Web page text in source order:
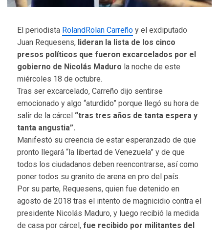
El periodista RolandRolan Carreño y el exdiputado
Juan Requesens, lideran la lista de los cinco
presos políticos que fueron excarcelados por el
gobierno de Nicolás Maduro la noche de este
miércoles 18 de octubre.
Tras ser excarcelado, Carreño dijo sentirse
emocionado y algo “aturdido” porque llegó su hora de
salir de la cárcel “tras tres años de tanta espera y
tanta angustia”.
Manifestó su creencia de estar esperanzado de que
pronto llegará “la libertad de Venezuela” y de que
todos los ciudadanos deben reencontrarse, así como
poner todos su granito de arena en pro del país.
Por su parte, Requesens, quien fue detenido en
agosto de 2018 tras el intento de magnicidio contra el
presidente Nicolás Maduro, y luego recibió la medida
de casa por cárcel, fue recibido por militantes del